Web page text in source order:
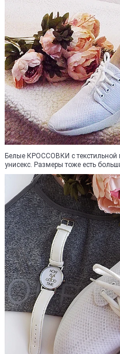
Белые КРОССОВКИ с текстильной
унисекс. Размеры тоже есть